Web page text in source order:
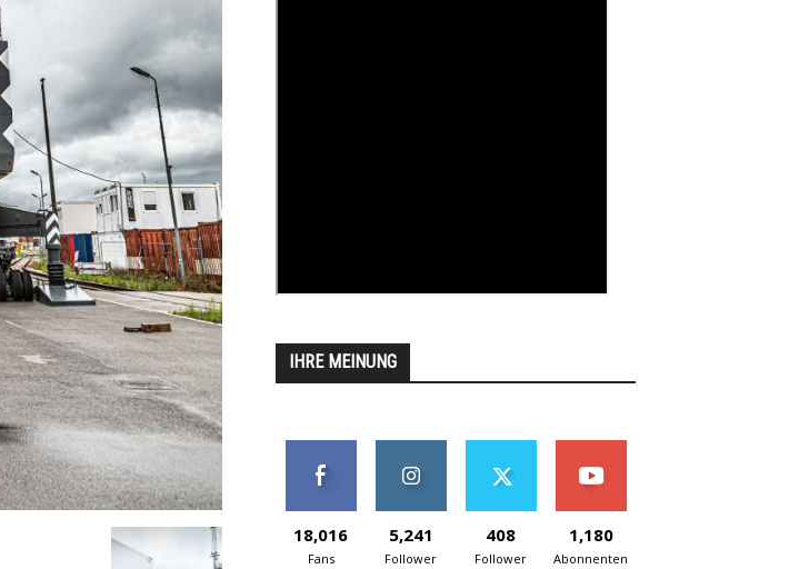
IHRE MEINUNG
18,016
Fans
5,241
Follower
408
Follower
1,180
Abonnenten